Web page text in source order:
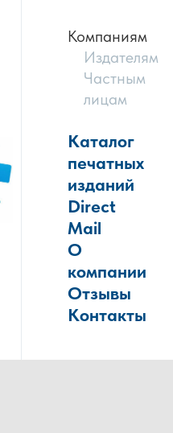
Компаниям
Издателям
Частным
лицам
Каталог
печатных
изданий
Direct
Mail
О
компании
Отзывы
Контакты